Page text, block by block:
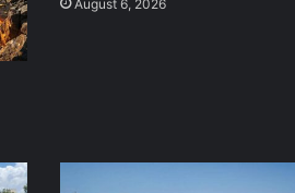
August 6, 2026